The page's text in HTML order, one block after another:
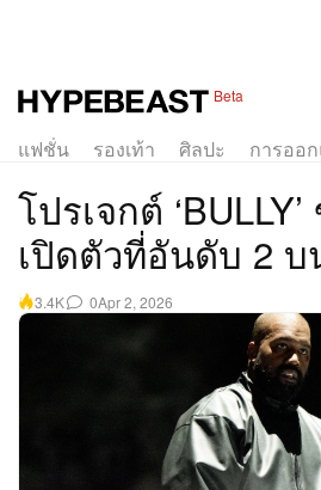
Beta
แฟชั่น รองเท้า ศิลปะ การออ
โปรเจกต์
เปิดตัวที่อันดับ 2
3.4K 0Apr 2, 2026